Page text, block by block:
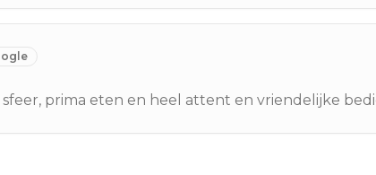
sfeer, prima eten en heel attent en vriendelijke